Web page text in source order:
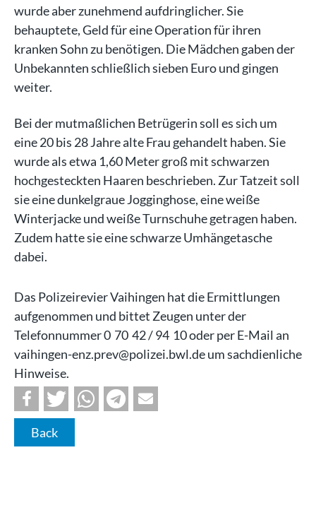
wurde aber zunehmend aufdringlicher. Sie
behauptete, Geld für eine Operation für ihren
kranken Sohn zu benötigen. Die Mädchen gaben der
Unbekannten schließlich sieben Euro und gingen
weiter.
Bei der mutmaßlichen Betrügerin soll es sich um
eine 20 bis 28 Jahre alte Frau gehandelt haben. Sie
wurde als etwa 1,60 Meter groß mit schwarzen
hochgesteckten Haaren beschrieben. Zur Tatzeit soll
sie eine dunkelgraue Jogginghose, eine weiße
Winterjacke und weiße Turnschuhe getragen haben.
Zudem hatte sie eine schwarze Umhängetasche
dabei.
Das Polizeirevier Vaihingen hat die Ermittlungen
aufgenommen und bittet Zeugen unter der
Telefonnummer 0 70 42 / 94 10 oder per E-Mail an
vaihingen-enz.prev@polizei.bwl.de um sachdienliche
Hinweise.
Back